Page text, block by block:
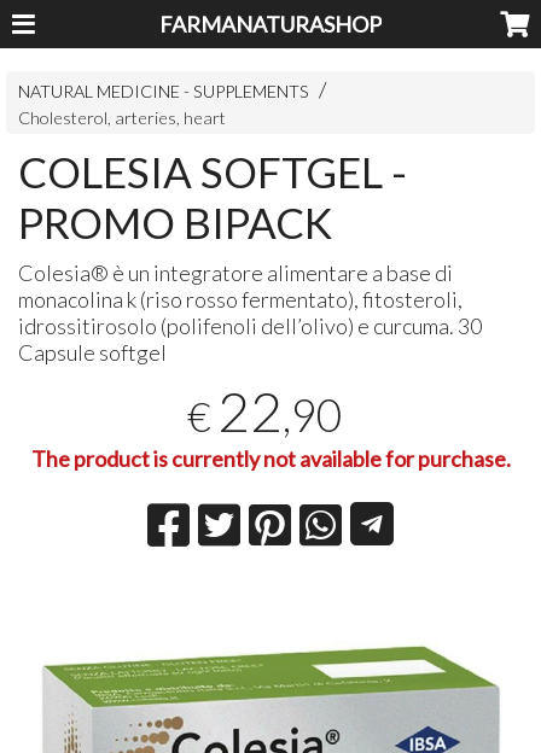
FARMANATURASHOP
NATURAL MEDICINE - SUPPLEMENTS
Cholesterol, arteries, heart
COLESIA SOFTGEL -
PROMO BIPACK
Colesia® è un integratore alimentare a base di
monacolina k (riso rosso fermentato), fitosteroli,
idrossitirosolo (polifenoli dell’olivo) e curcuma. 30
Capsule softgel
€ 22,90
The product is currently not available for purchase.